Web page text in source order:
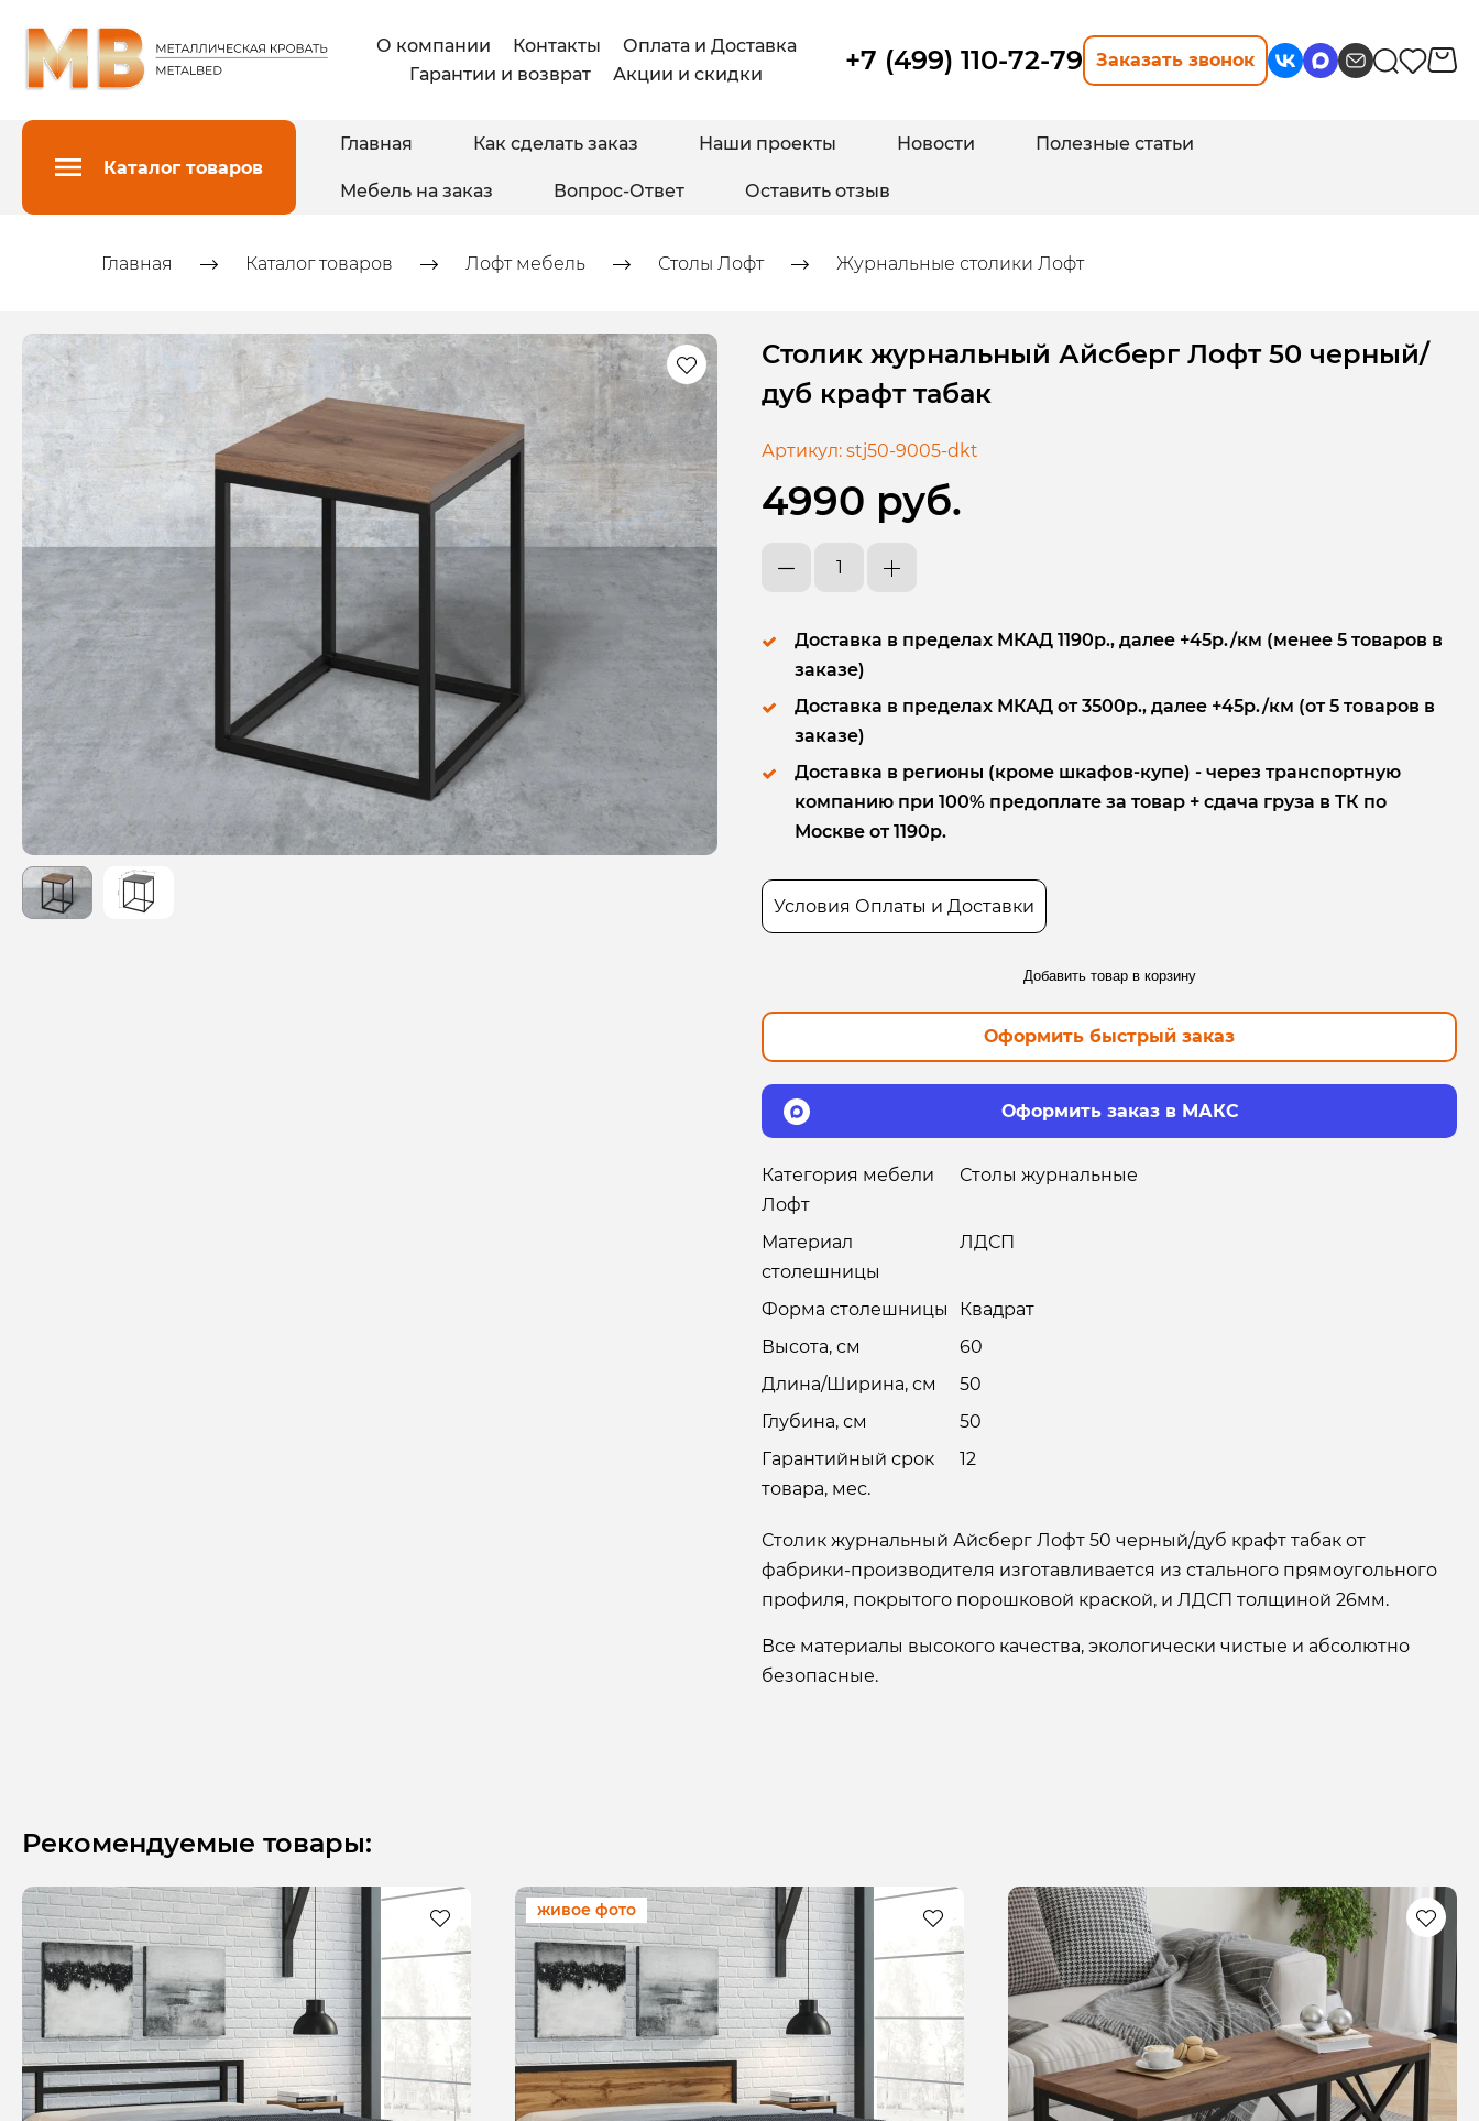
О компании Контакты
Оплата и Доставка
Гарантии и возврат
Акции и скидки +7 (499) 110-72-79 Заказать звонок
Каталог товаров
Главная Как сделать заказ Наши проекты Новости Полезные статьи
Мебель на заказ Вопрос-Ответ Оставить отзыв
Главная Каталог товаров Лофт мебель Столы Лофт Журнальные столики Лофт
Столик журнальный Айсберг Лофт 50 черный/
дуб крафт табак
Артикул: stj50-9005-dkt
4990 руб.
Доставка в пределах МКАД 1190р., далее +45р./км (менее 5 товаров в
заказе)
Доставка в пределах МКАД от 3500р., далее +45р./км (от 5 товаров в
заказе)
Доставка в регионы (кроме шкафов-купе) - через транспортную
компанию при 100% предоплате за товар + сдача груза в ТК по
Москве от 1190р.
Условия Оплаты и Доставки
Добавить товар в корзину
Оформить быстрый заказ
Оформить заказ в МАКС
Категория мебели
Лофт
Столы журнальные
Материал
столешницы
ЛДСП
Форма столешницы
Квадрат
Высота, см
60
Длина/Ширина, см
50
Глубина, см
50
Гарантийный срок
товара, мес.
12
Столик журнальный Айсберг Лофт 50 черный/дуб крафт табак от
фабрики-производителя изготавливается из стального прямоугольного
профиля, покрытого порошковой краской, и ЛДСП толщиной 26мм.
Все материалы высокого качества, экологически чистые и абсолютно
безопасные.
Рекомендуемые товары:
живое фото